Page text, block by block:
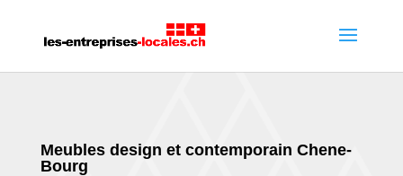
Meubles design et contemporain Chene-
Bourg